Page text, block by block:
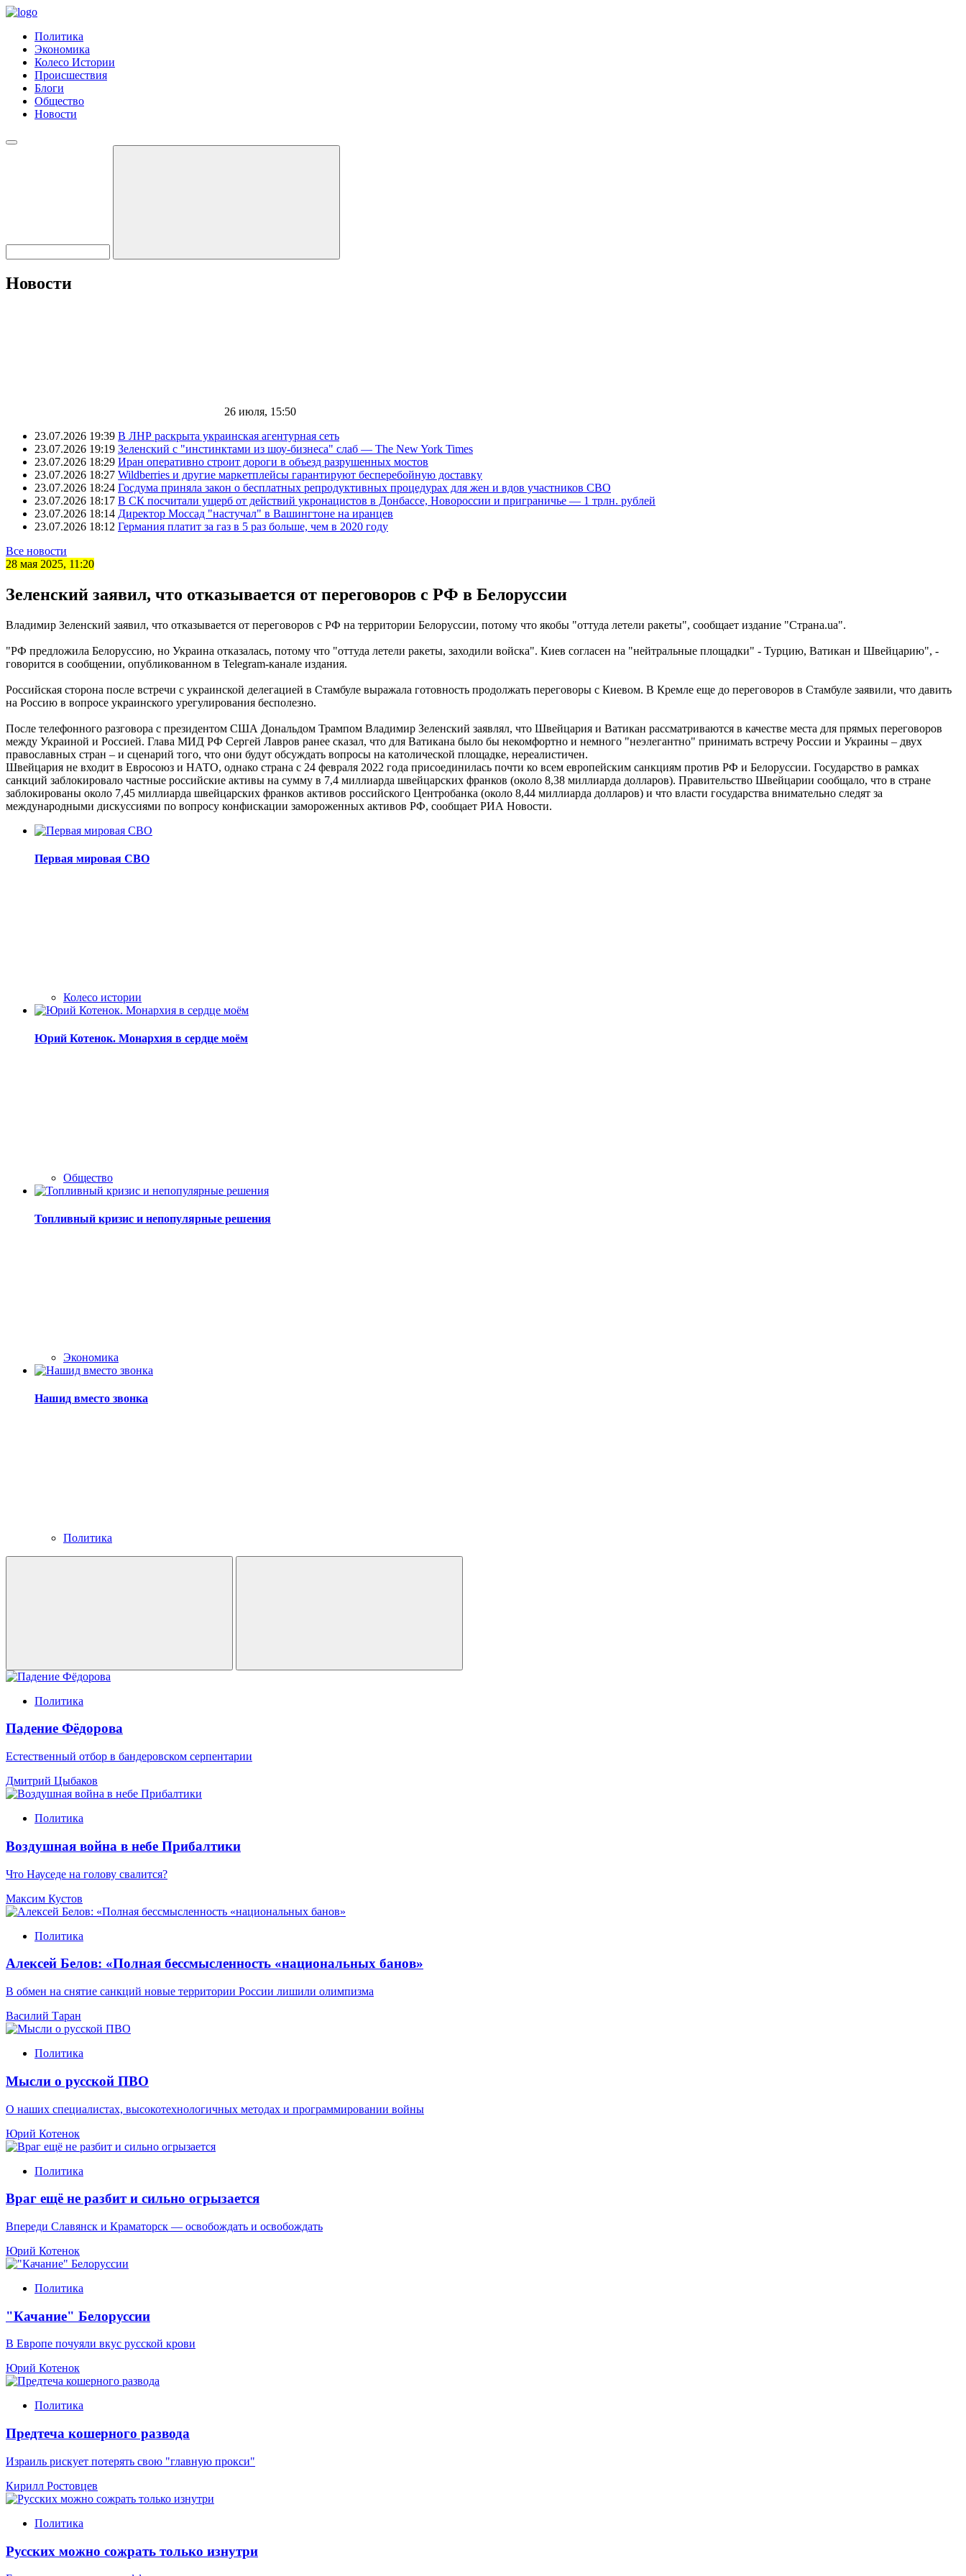
Политика
Экономика
Колесо Истории
Происшествия
Блоги
Общество
Новости
Новости
26 июля, 15:50
23.07.2026 19:39 В ЛНР раскрыта украинская агентурная сеть
23.07.2026 19:19 Зеленский с "инстинктами из шоу-бизнеса" слаб — The New York Times
23.07.2026 18:29 Иран оперативно строит дороги в объезд разрушенных мостов
23.07.2026 18:27 Wildberries и другие маркетплейсы гарантируют бесперебойную доставку
23.07.2026 18:24 Госдума приняла закон о бесплатных репродуктивных процедурах для жен и вдов участников СВО
23.07.2026 18:17 В СК посчитали ущерб от действий укронацистов в Донбассе, Новороссии и приграничье — 1 трлн. рублей
23.07.2026 18:14 Директор Моссад "настучал" в Вашингтоне на иранцев
23.07.2026 18:12 Германия платит за газ в 5 раз больше, чем в 2020 году
Все новости
28 мая 2025, 11:20
Зеленский заявил, что отказывается от переговоров с РФ в Белоруссии
Владимир Зеленский заявил, что отказывается от переговоров с РФ на территории Белоруссии, потому что якобы "оттуда летели ракеты", сообщает издание "Страна.ua".
"РФ предложила Белоруссию, но Украина отказалась, потому что "оттуда летели ракеты, заходили войска". Киев согласен на "нейтральные площадки" - Турцию, Ватикан и Швейцарию", -
говорится в сообщении, опубликованном в Telegram-канале издания.
Российская сторона после встречи с украинской делегацией в Стамбуле выражала готовность продолжать переговоры с Киевом. В Кремле еще до переговоров в Стамбуле заявили, что давить
на Россию в вопросе украинского урегулирования бесполезно.
После телефонного разговора с президентом США Дональдом Трампом Владимир Зеленский заявлял, что Швейцария и Ватикан рассматриваются в качестве места для прямых переговоров
между Украиной и Россией. Глава МИД РФ Сергей Лавров ранее сказал, что для Ватикана было бы некомфортно и немного "неэлегантно" принимать встречу России и Украины – двух
православных стран – и сценарий того, что они будут обсуждать вопросы на католической площадке, нереалистичен.
Швейцария не входит в Евросоюз и НАТО, однако страна с 24 февраля 2022 года присоединилась почти ко всем европейским санкциям против РФ и Белоруссии. Государство в рамках
санкций заблокировало частные российские активы на сумму в 7,4 миллиарда швейцарских франков (около 8,38 миллиарда долларов). Правительство Швейцарии сообщало, что в стране
заблокированы около 7,45 миллиарда швейцарских франков активов российского Центробанка (около 8,44 миллиарда долларов) и что власти государства внимательно следят за
международными дискуссиями по вопросу конфискации замороженных активов РФ, сообщает РИА Новости.
Первая мировая СВО
Колесо истории
Юрий Котенок. Монархия в сердце моём
Общество
Топливный кризис и непопулярные решения
Экономика
Нашид вместо звонка
Политика
Политика
Падение Фёдорова
Естественный отбор в бандеровском серпентарии
Дмитрий Цыбаков
Политика
Воздушная война в небе Прибалтики
Что Науседе на голову свалится?
Максим Кустов
Политика
Алексей Белов: «Полная бессмысленность «национальных банов»
В обмен на снятие санкций новые территории России лишили олимпизма
Василий Таран
Политика
Мысли о русской ПВО
О наших специалистах, высокотехнологичных методах и программировании войны
Юрий Котенок
Политика
Враг ещё не разбит и сильно огрызается
Впереди Славянск и Краматорск — освобождать и освобождать
Юрий Котенок
Политика
"Качание" Белоруссии
В Европе почуяли вкус русской крови
Юрий Котенок
Политика
Предтеча кошерного развода
Израиль рискует потерять свою "главную прокси"
Кирилл Ростовцев
Политика
Русских можно сожрать только изнутри